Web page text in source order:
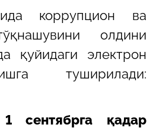
коррупцион ва
олдини
қуйидаги электрон
туширилади:
сентябрга қадар